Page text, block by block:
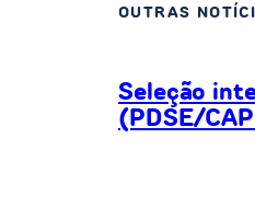
OUTRAS
Seleção
(PDSE/